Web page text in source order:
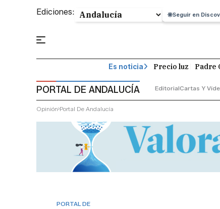
Ediciones: Seguir en
Es noticia Precio luz Padre
PORTAL DE ANDALUCÍA EditorialCartas Y
Opinión Portal De Andalucía
PORTAL DE